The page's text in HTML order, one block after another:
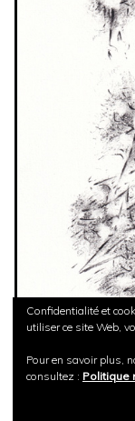
Pierre noire sur
Confidentialité et
utiliser ce site Web,
Pour en savoir plus,
consultez : Politique